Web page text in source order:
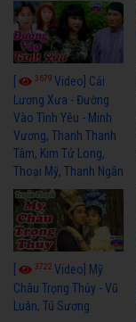
3679 Video] Cải
Lương Xưa - Đường
Vào Tình Yêu - Minh
Vương, Thanh Thanh
Tâm, Kim Tử Long,
Thoại Mỹ, Thanh Ngân
3722 Video] Mỹ
Châu Trọng Thủy - Vũ
Luân, Tú Sương